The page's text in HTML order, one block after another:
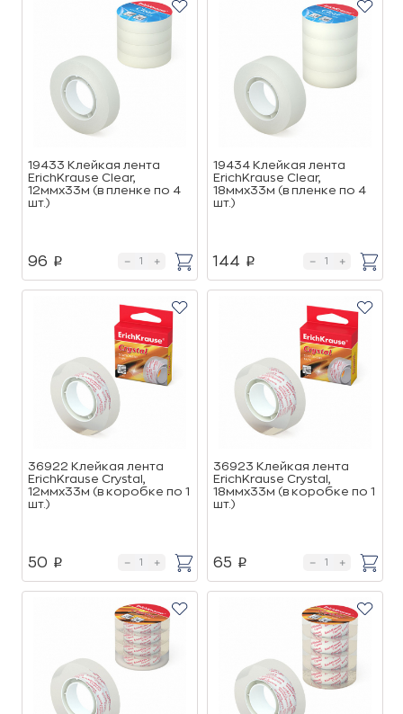
19433 Клейкая лента
ErichKrause Clear,
12ммх33м (в пленке по 4
шт.)
96 p
19434 Клейкая лента
ErichKrause Clear,
18ммх33м (в пленке по 4
шт.)
144 p
36922 Клейкая лента
ErichKrause Crystal,
12ммх33м (в коробке по 1
шт.)
50 p
36923 Клейкая лента
ErichKrause Crystal,
18ммх33м (в коробке по 1
шт.)
65 p